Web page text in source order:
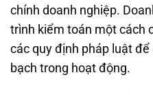
chính doanh nghiệp.
trình kiểm toán một cách
các quy định pháp luật
bạch trong hoạt động.